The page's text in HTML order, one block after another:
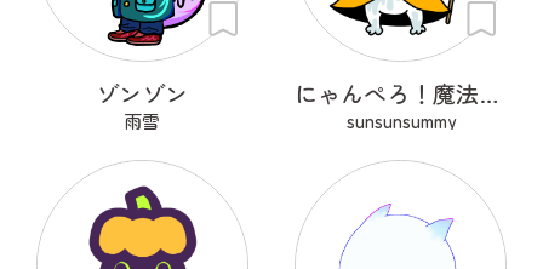
ゾンゾン
雨雪
にゃんぺろ！魔法使いっ
sunsunsummy